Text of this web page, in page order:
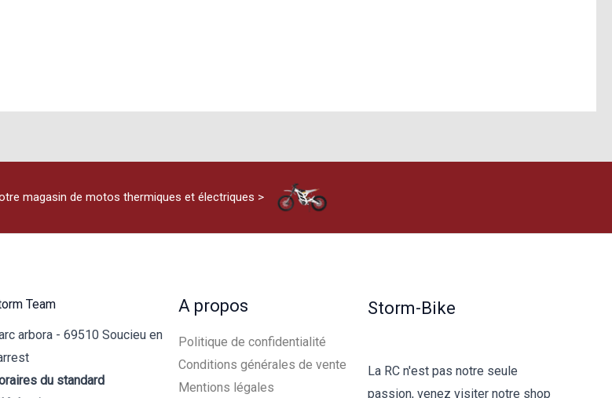
magasin de motos thermiques et électriques >
Team
arbora - 69510 Soucieu en
du standard
A propos
Politique de confidentialité
Conditions générales de vente
Mentions légales
Storm-Bike
La RC n'est pas notre seule
passion, venez visiter notre shop